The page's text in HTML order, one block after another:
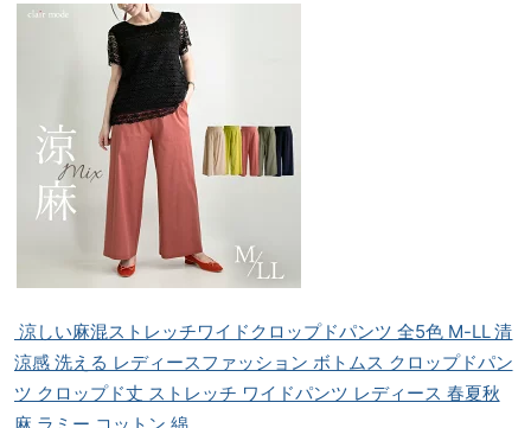
涼しい麻混ストレッチワイドクロップドパンツ 全5色 M-LL 清
涼感 洗える レディースファッション ボトムス クロップドパン
ツ クロップド丈 ストレッチ ワイドパンツ レディース 春夏秋